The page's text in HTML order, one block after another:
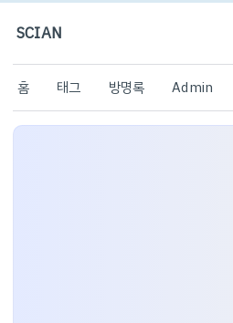
SCIAN
홈 태그 방명록 Admin